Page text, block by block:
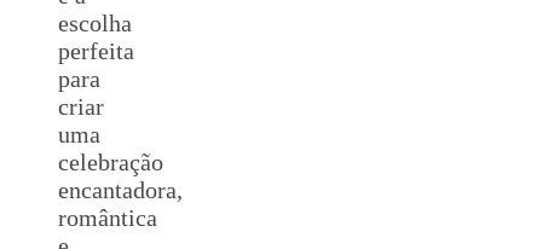
escolha
perfeita
para
criar
uma
celebração
encantadora,
romântica